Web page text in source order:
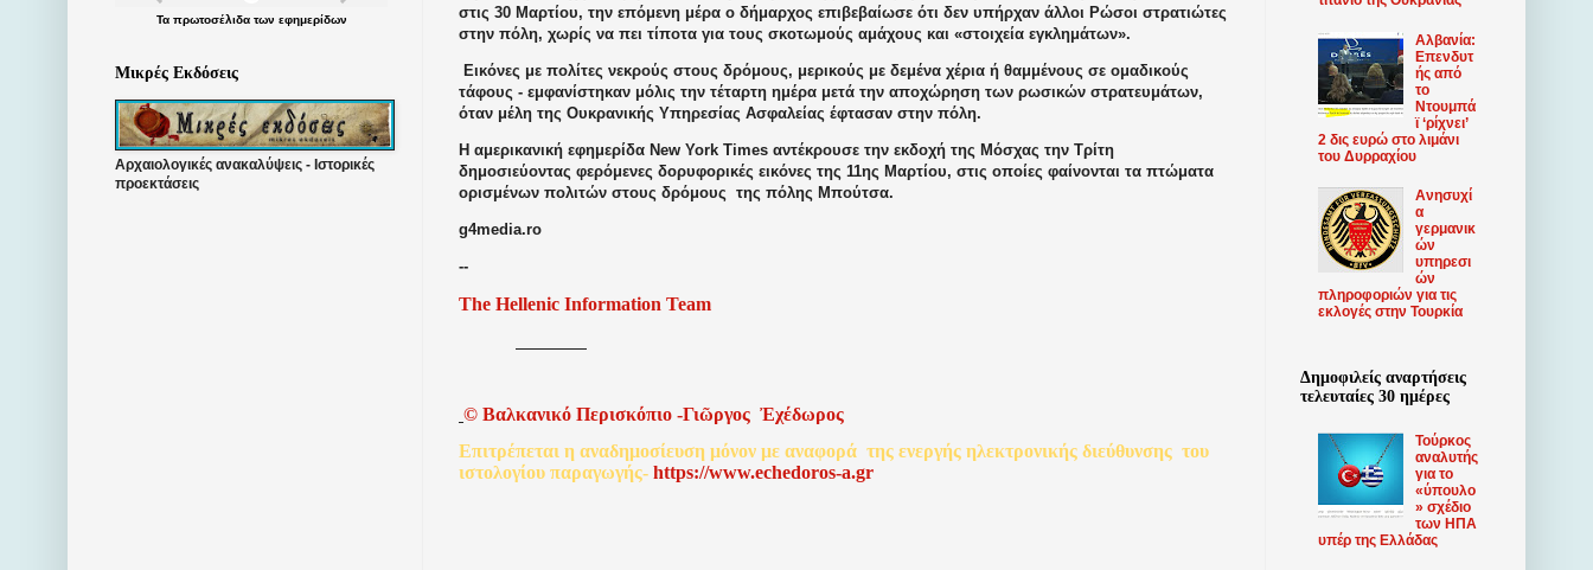
στις 30 Μαρτίου, την επόμενη μέρα ο δήμαρχος επιβεβαίωσε ότι δεν υπήρχαν άλλοι Ρώσοι στρατιώτες
στην πόλη, χωρίς να πει τίποτα για τους σκοτωμούς αμάχους και «στοιχεία εγκλημάτων».
Εικόνες με πολίτες νεκρούς στους δρόμους, μερικούς με δεμένα χέρια ή θαμμένους σε ομαδικούς
τάφους - εμφανίστηκαν μόλις την τέταρτη ημέρα μετά την αποχώρηση των ρωσικών στρατευμάτων,
όταν μέλη της Ουκρανικής Υπηρεσίας Ασφαλείας έφτασαν στην πόλη.
Η αμερικανική εφημερίδα New York Times αντέκρουσε την εκδοχή της Μόσχας την Τρίτη
δημοσιεύοντας φερόμενες δορυφορικές εικόνες της 11ης Μαρτίου, στις οποίες φαίνονται τα πτώματα
ορισμένων πολιτών στους δρόμους της πόλης Μπούτσα.
g4media.ro
--
The Hellenic Information Team
© Βαλκανικό Περισκόπιο -Γιῶργος Ἐχέδωρος
Επιτρέπεται η αναδημοσίευση μόνον με αναφορά της ενεργής ηλεκτρονικής διεύθυνσης του
ιστολογίου παραγωγής- https://www.echedoros-a.gr
Τα πρωτοσέλιδατων εφημερίδων
Μικρές Εκδόσεις
Αρχαιολογικές ανακαλύψεις - Ιστορικές
προεκτάσεις
Αλβανία:
Επενδυτ
ής από
το
Ντουμπά
ϊ ‘ρίχνει’
2 δις ευρώ στο λιμάνι
του Δυρραχίου
Ανησυχί
α
γερμανικ
ών
υπηρεσι
ών
πληροφοριών για τις
εκλογές στην Τουρκία
Δημοφιλείς αναρτήσεις
τελευταίες 30 ημέρες
Τούρκος
αναλυτής
για το
«ύπουλο
» σχέδιο
των ΗΠΑ
υπέρ της Ελλάδας